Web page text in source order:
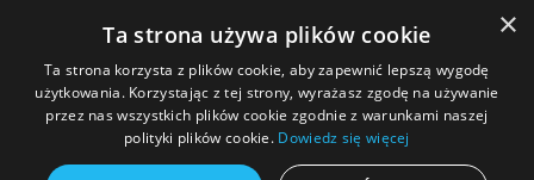
×
Ta strona używa plików cookie
Ta strona korzysta z plików cookie, aby zapewnić lepszą wygodę
użytkowania. Korzystając z tej strony, wyrażasz zgodę na używanie
przez nas wszystkich plików cookie zgodnie z warunkami naszej
polityki plików cookie. Dowiedz się więcej